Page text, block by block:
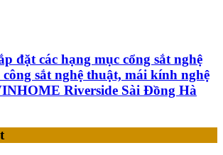
đặt các hạng mục cổng sắt nghệ
sắt nghệ thuật, mái kính nghệ
Riverside Sài Đồng Hà